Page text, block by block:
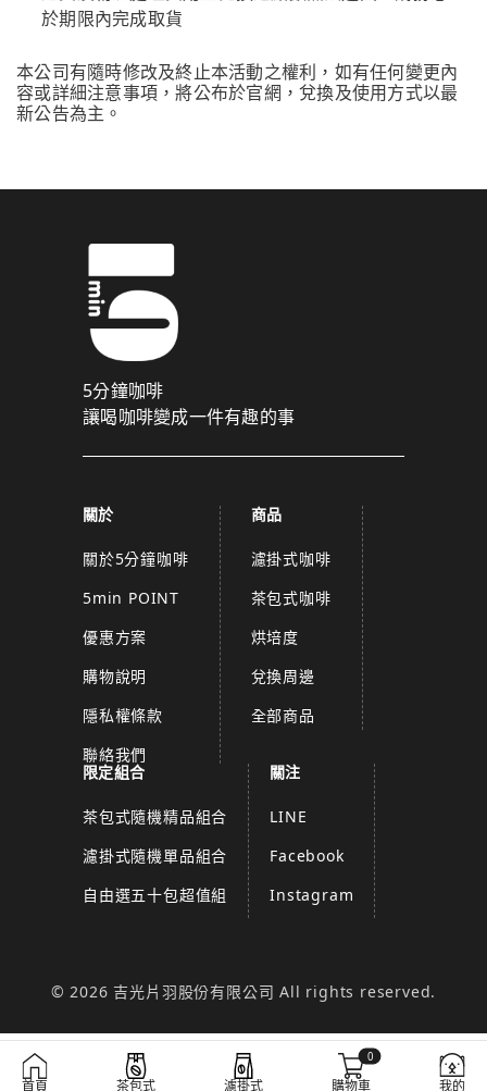
於期限內完成取貨
本公司有隨時修改及終止本活動之權利，如有任何變更內
容或詳細注意事項，將公布於官網，兌換及使用方式以最
新公告為主。
5分鐘咖啡
讓喝咖啡變成一件有趣的事
關於
關於5分鐘咖啡
5min POINT
優惠方案
購物說明
隱私權條款
聯絡我們
商品
濾掛式咖啡
茶包式咖啡
烘培度
兌換周邊
全部商品
限定組合
茶包式隨機精品組合
濾掛式隨機單品組合
自由選五十包超值組
關注
LINE
Facebook
Instagram
© 2026 吉光片羽股份有限公司 All rights reserved.
首頁 茶包式 濾掛式 購物車
0
我的